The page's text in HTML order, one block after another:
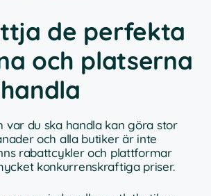
de perfekta
och platserna
var du ska handla kan göra stor
och alla butiker är inte
rabattcykler och plattformar
konkurrenskraftiga priser.